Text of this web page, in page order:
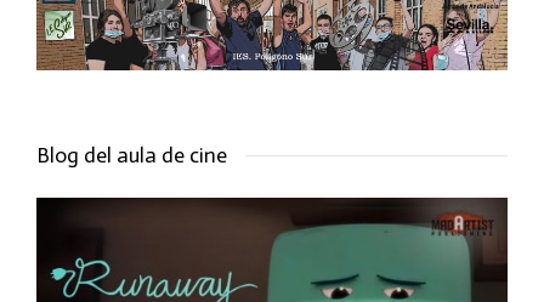
Blog del aula de cine